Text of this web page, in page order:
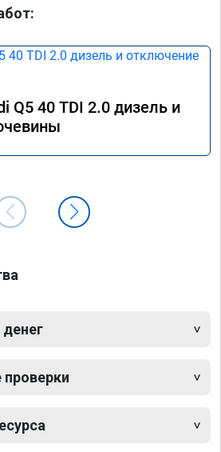
Q5 40 TDI 2.0 дизель и
денег